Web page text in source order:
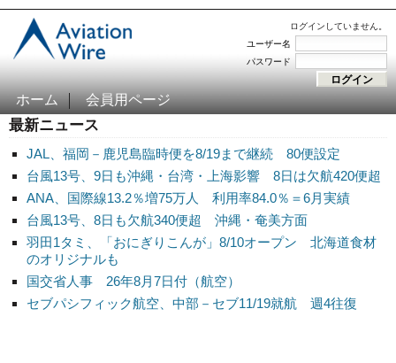
ログインしていません。
ユーザー名
パスワード
ホーム 会員用ページ
最新ニュース
JAL、福岡－鹿児島臨時便を8/19まで継続 80便設定
台風13号、9日も沖縄・台湾・上海影響 8日は欠航420便超
ANA、国際線13.2％増75万人 利用率84.0％＝6月実績
台風13号、8日も欠航340便超 沖縄・奄美方面
羽田1タミ、「おにぎりこんが」8/10オープン 北海道食材
のオリジナルも
国交省人事 26年8月7日付（航空）
セブパシフィック航空、中部－セブ11/19就航 週4往復